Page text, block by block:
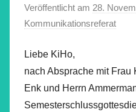
Veröffentlicht am 28.
Kommunikationsreferat
Liebe KiHo,
nach Absprache mit Frau
Enk und Herrn